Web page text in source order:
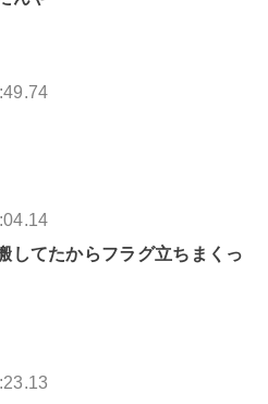
してたからフラグ立ちまくっ